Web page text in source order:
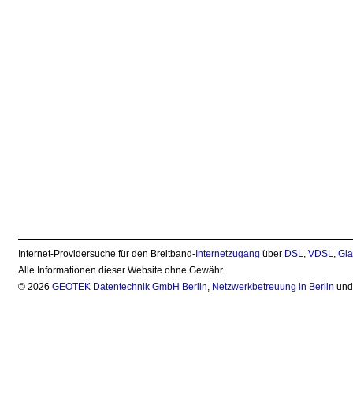
Internet-Providersuche für den Breitband- Internetzugang über DSL,VDSL,
Alle Informationen dieser Website ohne Gewähr
© 2026GEOTEK Datentechnik GmbH Berlin, Netzwerkbetreuung in Berlin